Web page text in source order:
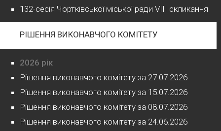
132-сесія Чортківської міської ради VIII скликання
РІШЕННЯ ВИКОНАВЧОГО КОМІТЕТУ
2026 рік
Рішення виконавчого комітету за 27.07.2026
Рішення виконавчого комітету за 15.07.2026
Рішення виконавчого комітету за 08.07.2026
Рішення виконавчого комітету за 24.06.2026